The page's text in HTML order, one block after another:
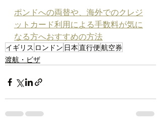
ポンドへの両替や、海外でのクレジ
ットカード利用による手数料が気に
なる方へおすすめの方法
イギリス ロンドン 日本直行便航空券
渡航・ビザ